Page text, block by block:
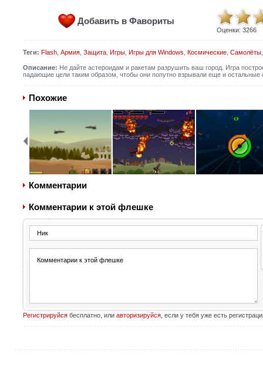
Добавить в Фавориты
Оценки: 3266
Теги: Flash, Армия, Защита, Игры, Игры для Windows Космические, Самолёты
Описание: Не дайте астероидам и ракетам разрушить ваш город. Игра
падающие цели таким образом, чтобы они попутно взрывали еще и
Похожие
Комментарии
Комментарии к этой флешке
Регистрируйсябесплатно, или авторизируйся, если у тебя уже есть